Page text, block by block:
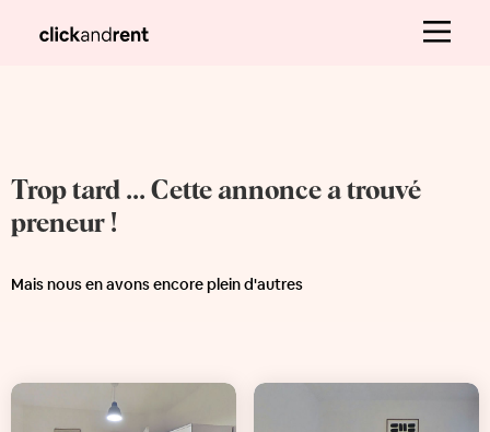
Trop tard ... Cette annonce a trouvé
preneur !
Mais nous en avons encore plein d'autres